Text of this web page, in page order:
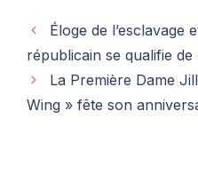
Éloge de l’esclavage
républicain se qualifie
La Première Dame
Wing » fête son